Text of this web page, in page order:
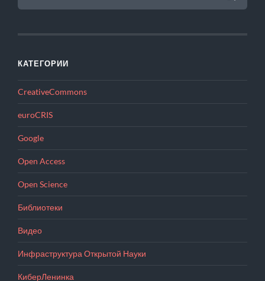
КАТЕГОРИИ
CreativeCommons
euroCRIS
Google
Open Access
Open Science
Библиотеки
Видео
Инфраструктура Открытой Науки
КиберЛенинка